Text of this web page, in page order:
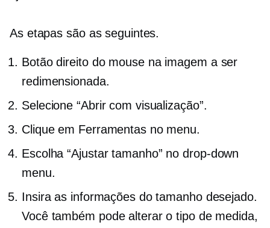
As etapas são as seguintes.
Botão direito do mousena imagem a ser
redimensionada.
Selecione “Abrir com visualização”.
Clique em Ferramentas no menu.
Escolha “Ajustar tamanho” nodrop-down
menu.
Insira as informações do tamanho desejado.
Você também pode alterar o tipo de medida,